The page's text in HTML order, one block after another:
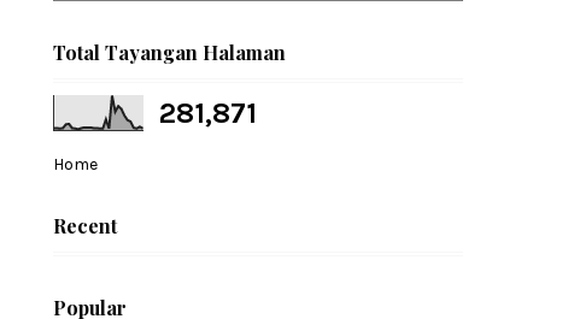
Total Tayangan Halaman
281,871
Home
Recent
Popular